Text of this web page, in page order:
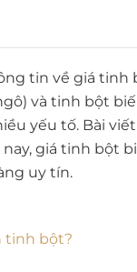
tin về giá
và tinh bột
yếu tố. Bài
giá tinh bột
uy tín.
tinh bột?